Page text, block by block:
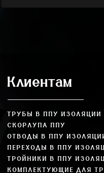
Клиентам
ТРУБЫ В ППУ ИЗОЛЯЦИИ
СКОРЛУПА ППУ
ОТВОДЫ В ППУ
ПЕРЕХОДЫ В ППУ
ТРОЙНИКИ В ППУ
КОМПЛЕКТУЮЩИЕ ДЛЯ